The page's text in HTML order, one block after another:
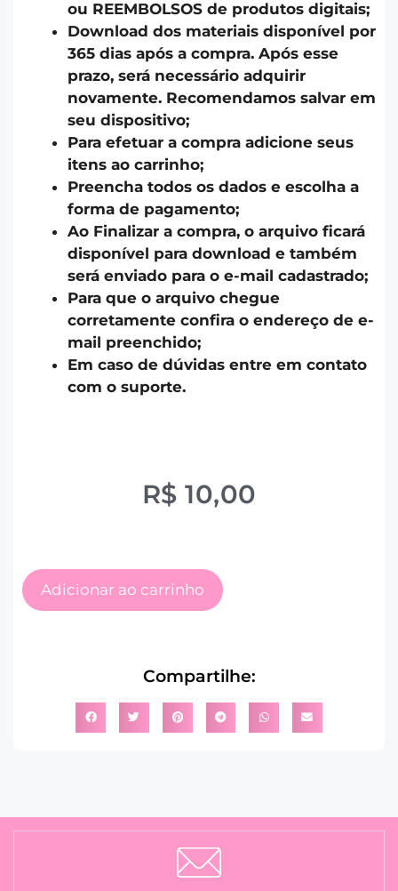
ou REEMBOLSOS de produtos digitais;
Download dos materiais disponível por
365 dias após a compra. Após esse
prazo, será necessário adquirir
novamente. Recomendamos salvar em
seu dispositivo;
Para efetuar a compra adicione seus
itens ao carrinho;
Preencha todos os dados e escolha a
forma de pagamento;
Ao Finalizar a compra, o arquivo ficará
disponível para download e também
será enviado para o e-mail cadastrado;
Para que o arquivo chegue
corretamente confira o endereço de e-
mail preenchido;
Em caso de dúvidas entre em contato
com o suporte.
R$ 10,00
Adicionar ao carrinho
Compartilhe: